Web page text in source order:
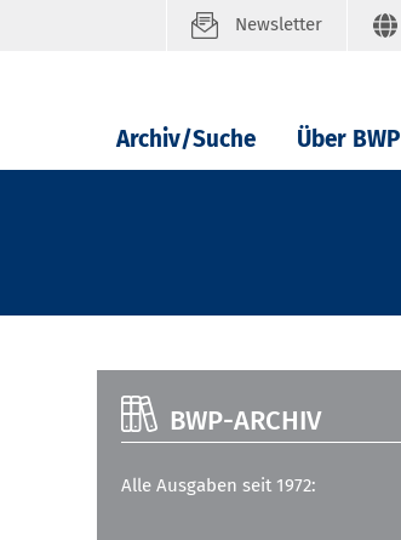
Newsletter
Archiv/Suche Über BWP
BWP-ARCHIV
Alle Ausgaben seit 1972: